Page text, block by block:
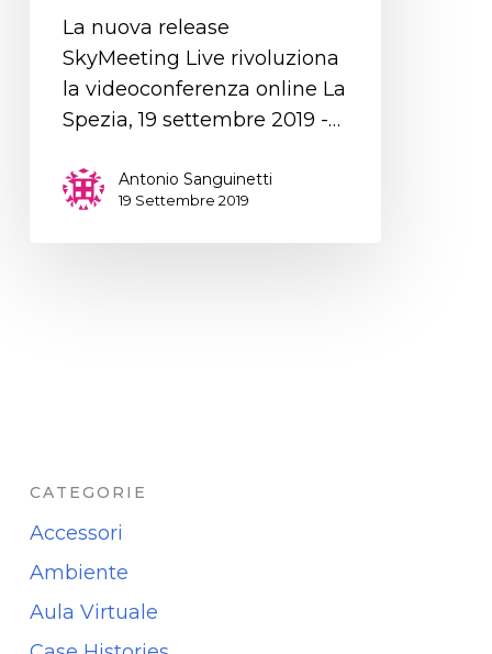
La nuova release
SkyMeeting Live rivoluziona
la videoconferenza online La
Spezia, 19 settembre 2019 -…
Antonio Sanguinetti
19 Settembre 2019
CATEGORIE
Accessori
Ambiente
Aula Virtuale